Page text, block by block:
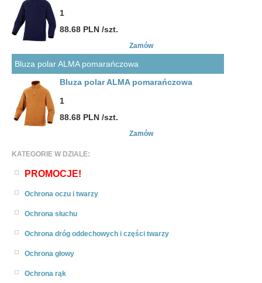
KATEGORIE W DZIALE:
PROMOCJE!
Ochrona oczu i twarzy
Ochrona słuchu
Ochrona dróg oddechowych i części twarzy
Ochrona głowy
Ochrona rąk
1
88.68 PLN /szt.
Zamów
Bluza polar ALMA pomarańczowa
Bluza polar ALMA pomarańczowa
1
88.68 PLN /szt.
Zamów